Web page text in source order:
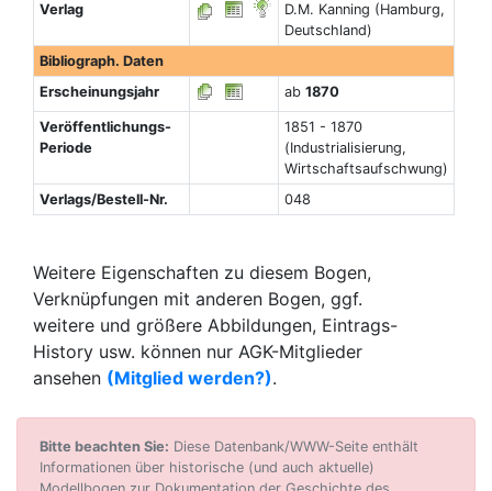
Verlag
D.M. Kanning (Hamburg,
Deutschland)
Bibliograph. Daten
Erscheinungsjahr
ab 1870
Veröffentlichungs-
Periode
1851 - 1870
(Industrialisierung,
Wirtschaftsaufschwung)
Verlags/Bestell-Nr.
048
Weitere Eigenschaften zu diesem Bogen,
Verknüpfungen mit anderen Bogen, ggf.
weitere und größere Abbildungen, Eintrags-
History usw. können nur AGK-Mitglieder
ansehen (Mitglied werden?).
Bitte beachten Sie: Diese Datenbank/WWW-Seite enthält
Informationen über historische (und auch aktuelle)